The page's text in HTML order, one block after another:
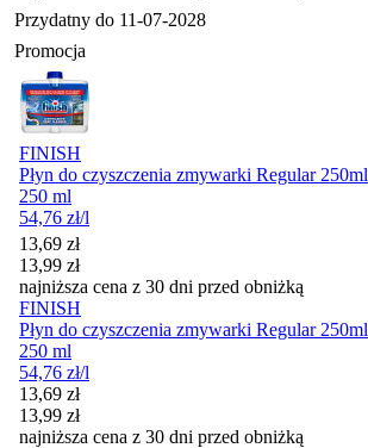
Przydatny do 11-07-2028
Promocja
FINISH
Płyn do czyszczenia zmywarki Regular 250ml
250 ml
54,76 zł/l
Cena promocyjna
13,69 zł
13,99 zł
najniższa cena z 30 dni przed obniżką
FINISH
Płyn do czyszczenia zmywarki Regular 250ml
250 ml
54,76 zł/l
Cena promocyjna
13,69 zł
13,99 zł
najniższa cena z 30 dni przed obniżką